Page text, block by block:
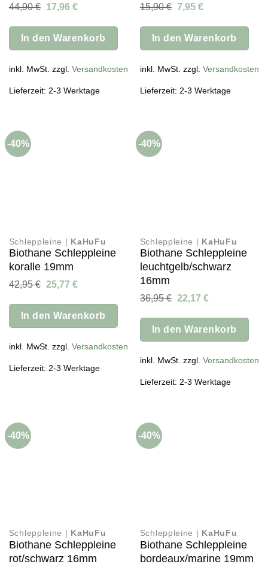
44,90€
Ursprünglicher
war:
44,90 €
17,96 €Aktueller
ist:
17,96 €.
In den Warenkorb
inkl. MwSt. zzgl. Versandkosten
Lieferzeit: 2-3 Werktage
15,90€ Ursprünglicher
war:
15,90 €
7,95 €Aktueller
ist:
7,95 €.
In den Warenkorb
inkl. MwSt. zzgl. Versandkosten
Lieferzeit: 2-3 Werktage
-40%
Schleppleine | KaHuFu
Biothane Schleppleine
koralle 19mm
42,95€ Ursprünglicher
war:
42,95 €
25,77 €Aktueller
ist:
25,77 €.
In den Warenkorb
inkl. MwSt. zzgl. Versandkosten
Lieferzeit: 2-3 Werktage
-40%
Schleppleine | KaHuFu
Biothane Schleppleine
leuchtgelb/schwarz
16mm
36,95€ Ursprünglicher
war:
36,95 €
22,17 €Aktueller
ist:
22,17 €.
In den Warenkorb
inkl. MwSt. zzgl. Versandkosten
Lieferzeit: 2-3 Werktage
-40%
Schleppleine | KaHuFu
Biothane Schleppleine
rot/schwarz 16mm
-40%
Schleppleine | KaHuFu
Biothane Schleppleine
bordeaux/marine 19mm